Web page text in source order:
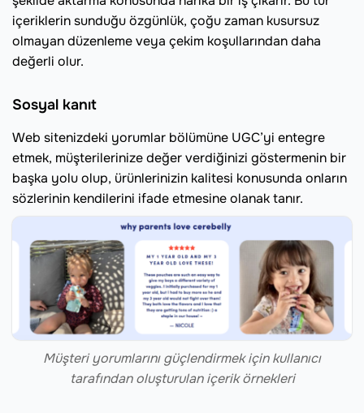
içeriklerin sunduğu özgünlük, çoğu zaman kusursuz
olmayan düzenleme veya çekim koşullarından daha
değerli olur.
Sosyal kanıt
Web sitenizdeki yorumlar bölümüne UGC’yi entegre
etmek, müşterilerinize değer verdiğinizi göstermenin bir
başka yolu olup, ürünlerinizin kalitesi konusunda onların
sözlerinin kendilerini ifade etmesine olanak tanır.
Müşteri yorumlarını güçlendirmek için kullanıcı
tarafından oluşturulan içerik örnekleri